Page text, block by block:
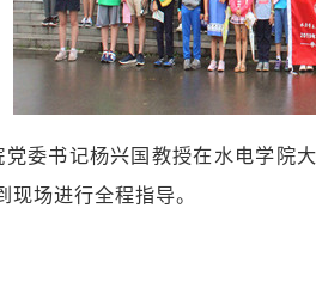
党委书记杨兴国教授在水电学院
现场进行全程指导。